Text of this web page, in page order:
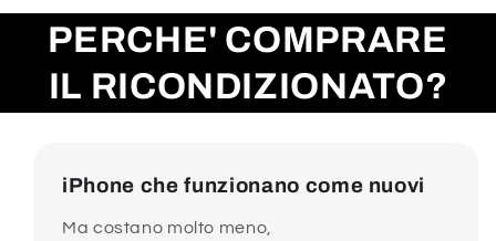
PERCHE' COMPRARE
IL RICONDIZIONATO?
iPhone che funzionano come nuovi
Ma costano molto meno,